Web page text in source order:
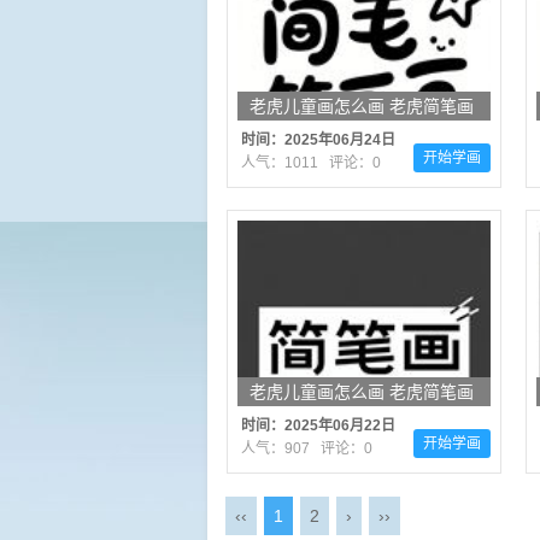
老虎儿童画怎么画 老虎简笔画
顺序
时间：2025年06月24日
人气：1011 评论：0
开始学画
老虎儿童画怎么画 老虎简笔画
图片大全
时间：2025年06月22日
人气：907 评论：0
开始学画
‹‹ 1 2 › ››